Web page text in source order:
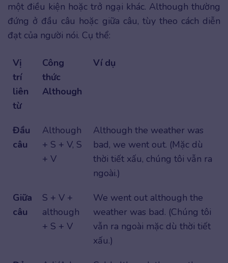
một điều kiện hoặc trở ngại khác. Although thường
đứng ở đầu câu hoặc giữa câu, tùy theo cách diễn
đạt của người nói. Cụ thể:
Vị
trí
liên
từ
Công
thức
Although
Ví dụ
Đầu
câu
Although
+ S + V, S
+ V
Although the weather was
bad, we went out. (Mặc dù
thời tiết xấu, chúng tôi vẫn ra
ngoài.)
Giữa
câu
S + V +
although
+ S + V
We went out although the
weather was bad. (Chúng tôi
vẫn ra ngoài mặc dù thời tiết
xấu.)